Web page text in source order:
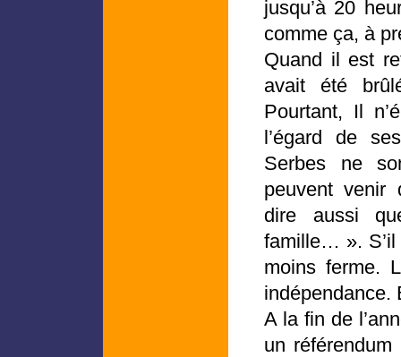
jusqu’à 20
comme ça, à
Quand il est
avait été
Pourtant, Il
l’égard de
Serbes ne
peuvent
dire aussi
famille… ». S’il
moins ferme.
indépendance.
A la fin de
un